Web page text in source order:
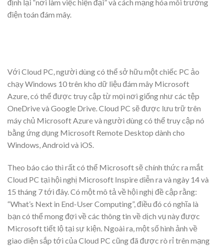
định lại “nơi làm việc hiện đại” và cách mạng hóa môi trường
điện toán đám mây.
Với Cloud PC, người dùng có thể sở hữu một chiếc PC ảo
chạy Windows 10 trên kho dữ liệu đám mây Microsoft
Azure, có thể được truy cập từ mọi nơi giống như các tệp
OneDrive và Google Drive. Cloud PC sẽ được lưu trữ trên
máy chủ Microsoft Azure và người dùng có thể truy cập nó
bằng ứng dụng Microsoft Remote Desktop dành cho
Windows, Android và iOS.
Theo báo cáo thì rất có thể Microsoft sẽ chính thức ra mắt
Cloud PC tại hội nghị Microsoft Inspire diễn ra và ngày 14 và
15 tháng 7 tới đây. Có một mô tả về hội nghị đề cập rằng:
“What’s Next in End-User Computing”, điều đó có nghĩa là
bạn có thể mong đợi về các thông tin về dịch vụ này được
Microsoft tiết lộ tại sự kiện. Ngoài ra, một số hình ảnh về
giao diện sắp tới của Cloud PC cũng đã được rò rỉ trên mạng